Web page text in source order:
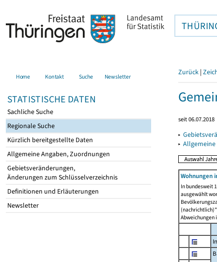
Home Kontakt Suche Newsletter
STATISTISCHE DATEN
Sachliche Suche
Regionale Suche
Kürzlich bereitgestellte Daten
Allgemeine Angaben, Zuordnungen
Gebietsveränderungen,
Änderungen zum Schlüsselverzeichnis
Definitionen und Erläuterungen
Newsletter
Zurück |
seit 06.07.2018
▸
▸
Wohnungen
In bundesweit
ausgewählt
Abweichungen